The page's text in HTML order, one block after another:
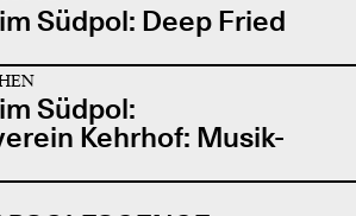
Südpol: Deep Fried
Südpol:
Kehrhof: Musik-